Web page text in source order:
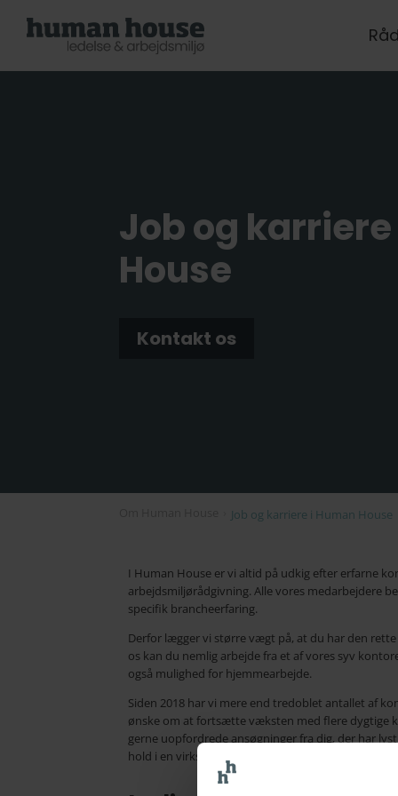
Job og
House
Kontakt os
Job og karriere i Human House
I Human House er vi altid på udkig efter erfarne
arbejdsmiljørådgivning. Alle vores medarbejdere
specifik brancheerfaring.
Derfor lægger vi større vægt på, at du har den
os kan du nemlig arbejde fra et af vores syv
også mulighed for hjemmearbejde.
Siden 2018 har vi mere end tredoblet antallet af
ønske om at fortsætte væksten med flere dygtige
gerne uopfordrede ansøgninger fra dig, der har
hold i en virksomhed med vækst og med et godt